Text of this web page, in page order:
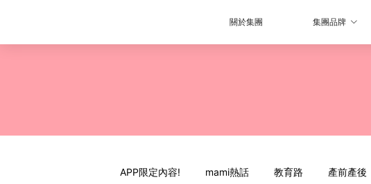
關於集團 集團品牌
APP限定內容! mami熱話 教育路 產前產後